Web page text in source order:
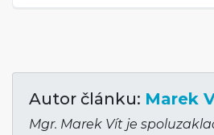
Autor článku: Marek
Mgr. Marek Vít je